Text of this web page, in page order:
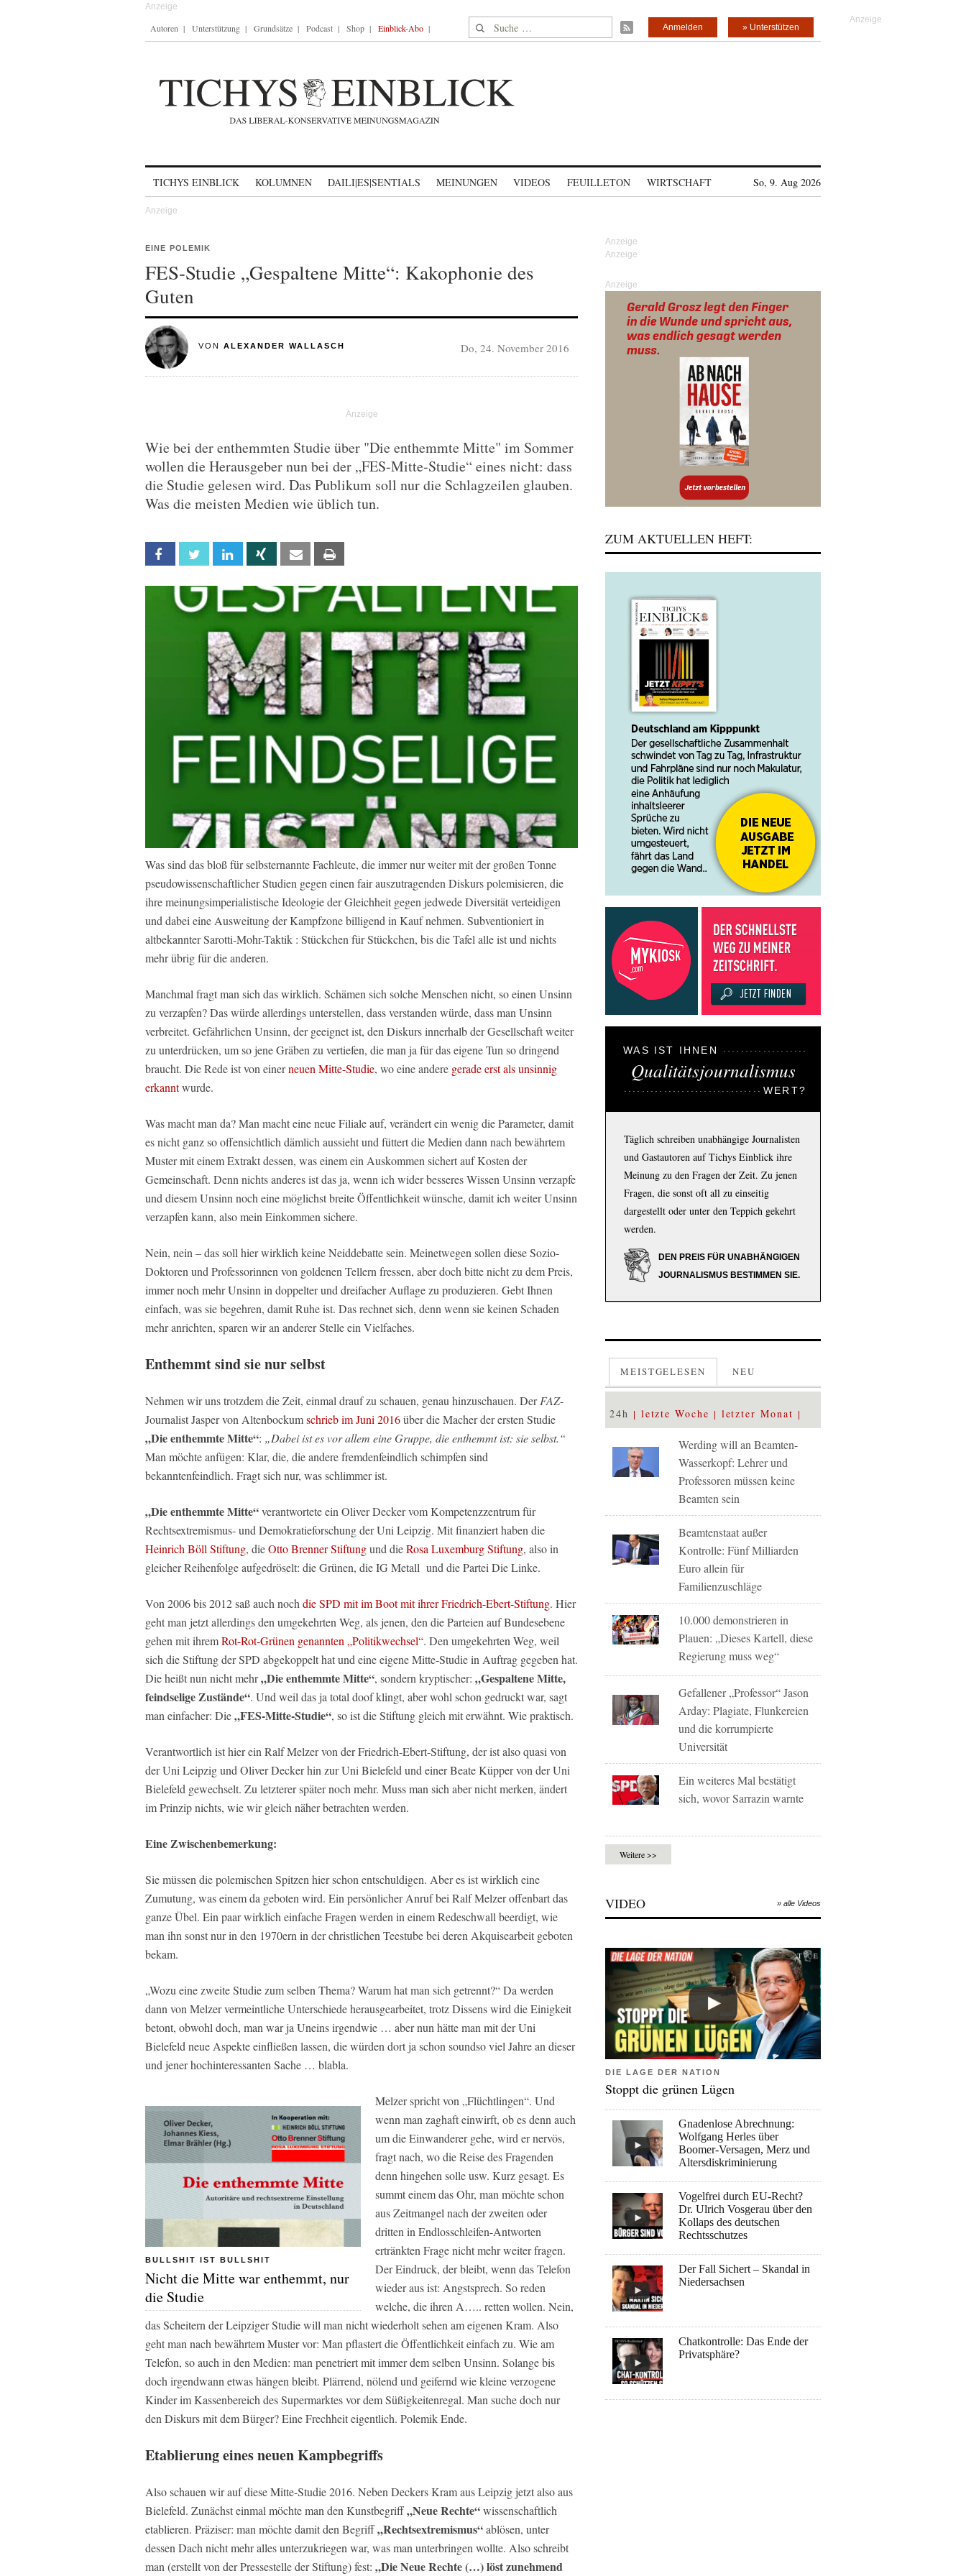
Autoren Unterstützung Grundsätze Podcast Shop Einblick-Abo Suche nach: » Unterstützen
Anmelden
TICHYS EINBLICK KOLUMNEN DAILI|ES|SENTIALS MEINUNGEN VIDEOS FEUILLETON WIRTSCHAFT So, 9. Aug 2026
EINE POLEMIK
FES-Studie „Gespaltene Mitte“: Kakophonie des
Guten
VON ALEXANDER WALLASCH Do, 24. November 2016
Wie bei der enthemmten Studie über "Die enthemmte Mitte" im Sommer
wollen die Herausgeber nun bei der „FES-Mitte-Studie“ eines nicht: dass
die Studie gelesen wird. Das Publikum soll nur die Schlagzeilen glauben.
Was die meisten Medien wie üblich tun.
Facebook Twitter Linkedin Xing Email
Was sind das bloß für selbsternannte Fachleute, die immer nur weiter mit der großen Tonne
pseudowissenschaftlicher Studien gegen einen fair auszutragenden Diskurs polemisieren, die
ihre meinungsimperialistische Ideologie der Gleichheit gegen jedwede Diversität verteidigen
und dabei eine Ausweitung der Kampfzone billigend in Kauf nehmen. Subventioniert in
altbekannter Sarotti-Mohr-Taktik : Stückchen für Stückchen, bis die Tafel alle ist und nichts
mehr übrig für die anderen.
Manchmal fragt man sich das wirklich. Schämen sich solche Menschen nicht, so einen Unsinn
zu verzapfen? Das würde allerdings unterstellen, dass verstanden würde, dass man Unsinn
verbreitet. Gefährlichen Unsinn, der geeignet ist, den Diskurs innerhalb der Gesellschaft weiter
zu unterdrücken, um so jene Gräben zu vertiefen, die man ja für das eigene Tun so dringend
braucht. Die Rede ist von einerneuen Mitte-Studie, wo eine andere gerade erst als unsinnig
erkanntwurde.
Was macht man da? Man macht eine neue Filiale auf, verändert ein wenig die Parameter, damit
es nicht ganz so offensichtlich dämlich aussieht und füttert die Medien dann nach bewährtem
Muster mit einem Extrakt dessen, was einem ein Auskommen sichert auf Kosten der
Gemeinschaft. Denn nichts anderes ist das ja, wenn ich wider besseres Wissen Unsinn verzapfe
und diesem Unsinn noch eine möglichst breite Öffentlichkeit wünsche, damit ich weiter Unsinn
verzapfen kann, also mein Einkommen sichere.
Nein, nein – das soll hier wirklich keine Neiddebatte sein. Meinetwegen sollen diese Sozio-
Doktoren und Professorinnen von goldenen Tellern fressen, aber doch bitte nicht zu dem Preis,
immer noch mehr Unsinn in doppelter und dreifacher Auflage zu produzieren. Gebt Ihnen
einfach, was sie begehren, damit Ruhe ist. Das rechnet sich, denn wenn sie keinen Schaden
mehr anrichten, sparen wir an anderer Stelle ein Vielfaches.
Enthemmt sind sie nur selbst
Nehmen wir uns trotzdem die Zeit, einmal drauf zu schauen, genau hinzuschauen. DerFAZ-
Journalist Jasper von Altenbockumschrieb im Juni 2016über die Macher der ersten Studie
„Die enthemmte Mitte“: „Dabei ist es vor allem eine Gruppe, die enthemmt ist: sie selbst.“
Man möchte anfügen: Klar, die, die andere fremdenfeindlich schimpfen sind
bekanntenfeindlich. Fragt sich nur, was schlimmer ist.
„Die enthemmte Mitte“verantwortete ein Oliver Decker vom Kompetenzzentrum für
Rechtsextremismus- und Demokratieforschung der Uni Leipzig. Mit finanziert haben die
Heinrich Böll Stiftung, dieOtto Brenner Stiftungund dieRosa Luxemburg Stiftung, also in
gleicher Reihenfolge aufgedröselt: die Grünen, die IG Metall und die Partei Die Linke.
Von 2006 bis 2012 saß auch noch die SPD mit im Boot mit ihrer Friedrich-Ebert-Stiftung. Hier
geht man jetzt allerdings den umgekehrten Weg, als jenen, den die Parteien auf Bundesebene
gehen mit ihremRot-Rot-Grünen genannten „Politikwechsel“. Den umgekehrten Weg, weil
sich die Stiftung der SPD abgekoppelt hat und eine eigene Mitte-Studie in Auftrag gegeben hat.
Die heißt nun nicht mehr„Die enthemmte Mitte“, sondern kryptischer: „Gespaltene Mitte,
feindselige Zustände“. Und weil das ja total doof klingt, aber wohl schon gedruckt war, sagt
man einfacher: Die„FES-Mitte-Studie“, so ist die Stiftung gleich mit erwähnt. Wie praktisch.
Verantwortlich ist hier ein Ralf Melzer von der Friedrich-Ebert-Stiftung, der ist also quasi von
der Uni Leipzig und Oliver Decker hin zur Uni Bielefeld und einer Beate Küpper von der Uni
Bielefeld gewechselt. Zu letzterer später noch mehr. Muss man sich aber nicht merken, ändert
im Prinzip nichts, wie wir gleich näher betrachten werden.
Eine Zwischenbemerkung:
Sie müssen die polemischen Spitzen hier schon entschuldigen. Aber es ist wirklich eine
Zumutung, was einem da geboten wird. Ein persönlicher Anruf bei Ralf Melzer offenbart das
ganze Übel. Ein paar wirklich einfache Fragen werden in einem Redeschwall beerdigt, wie
man ihn sonst nur in den 1970ern in der christlichen Teestube bei deren Akquisearbeit geboten
bekam.
„Wozu eine zweite Studie zum selben Thema? Warum hat man sich getrennt?“ Da werden
dann von Melzer vermeintliche Unterschiede herausgearbeitet, trotz Dissens wird die Einigkeit
betont, obwohl doch, man war ja Uneins irgendwie … aber nun hätte man mit der Uni
Bielefeld neue Aspekte einfließen lassen, die würden dort ja schon soundso viel Jahre an dieser
und jener hochinteressanten Sache … blabla.
BULLSHIT IST BULLSHIT
Nicht die Mitte war enthemmt, nur
die Studie
Melzer spricht von „Flüchtlingen“. Und
wenn man zaghaft einwirft, ob es denn auch
um die Einwanderer gehe, wird er nervös,
fragt nach, wo die Reise des Fragenden
denn hingehen solle usw. Kurz gesagt. Es
summt einem das Ohr, man möchte schon
aus Zeitmangel nach der zweiten oder
dritten in Endlosschleifen-Antworten
ertränkten Frage nicht mehr weiter fragen.
Der Eindruck, der bleibt, wenn das Telefon
wieder aus ist: Angstsprech. So reden
welche, die ihren A….. retten wollen. Nein,
das Scheitern der Leipziger Studie will man nicht wiederholt sehen am eigenen Kram. Also
geht man nach bewährtem Muster vor: Man pflastert die Öffentlichkeit einfach zu. Wie am
Telefon, so auch in den Medien: man penetriert mit immer dem selben Unsinn. Solange bis
doch irgendwann etwas hängen bleibt. Plärrend, nölend und geifernd wie kleine verzogene
Kinder im Kassenbereich des Supermarktes vor dem Süßigkeitenregal. Man suche doch nur
den Diskurs mit dem Bürger? Eine Frechheit eigentlich. Polemik Ende.
Etablierung eines neuen Kampbegriffs
Also schauen wir auf diese Mitte-Studie 2016. Neben Deckers Kram aus Leipzig jetzt also aus
Bielefeld. Zunächst einmal möchte man den Kunstbegriff„Neue Rechte“wissenschaftlich
etablieren. Präziser: man möchte damit den Begriff„Rechtsextremismus“ablösen, unter
dessen Dach nicht mehr alles unterzukriegen war, was man unterbringen wollte. Also schreibt
man (erstellt von der Pressestelle der Stiftung) fest: „Die Neue Rechte (…) löst zunehmend
Anzeige
ZUM AKTUELLEN HEFT:
WAS IST IHNEN
Qualitätsjournalismus
WERT?
Täglich schreiben unabhängige Journalisten
und Gastautoren auf Tichys Einblick ihre
Meinung zu den Fragen der Zeit. Zu jenen
Fragen, die sonst oft all zu einseitig
dargestellt oder unter den Teppich gekehrt
werden.
DEN PREIS FÜR UNABHÄNGIGEN
JOURNALISMUS BESTIMMEN SIE.
MEISTGELESEN NEU
24h letzte Woche letzter Monat
Werding will an Beamten-
Wasserkopf: Lehrer und
Professoren müssen keine
Beamten sein
Beamtenstaat außer
Kontrolle: Fünf Milliarden
Euro allein für
Familienzuschläge
10.000 demonstrieren in
Plauen: „Dieses Kartell, diese
Regierung muss weg“
Gefallener „Professor“ Jason
Arday: Plagiate, Flunkereien
und die korrumpierte
Universität
Ein weiteres Mal bestätigt
sich, wovor Sarrazin warnte
Weitere >>
VIDEO » alle Videos
DIE LAGE DER NATION
Stoppt die grünen Lügen
Gnadenlose Abrechnung:
Wolfgang Herles über
Boomer-Versagen, Merz und
Altersdiskriminierung
Vogelfrei durch EU-Recht?
Dr. Ulrich Vosgerau über den
Kollaps des deutschen
Rechtsschutzes
Der Fall Sichert – Skandal in
Niedersachsen
Chatkontrolle: Das Ende der
Privatsphäre?